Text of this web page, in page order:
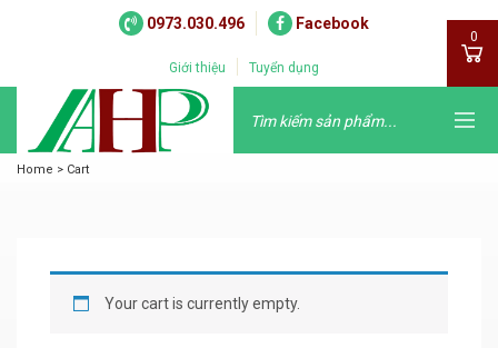
0973.030.496 Facebook
Giới thiệu Tuyển dụng
0
Home > Cart
Your cart is currently empty.